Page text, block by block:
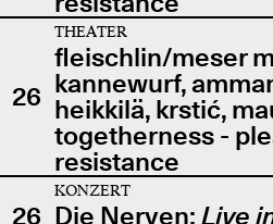
26
THEATER
fleischlin/meser
kannewurf,
heikkilä, krstić,
togetherness -
resistance
26
KONZERT
Die Nerven: Live